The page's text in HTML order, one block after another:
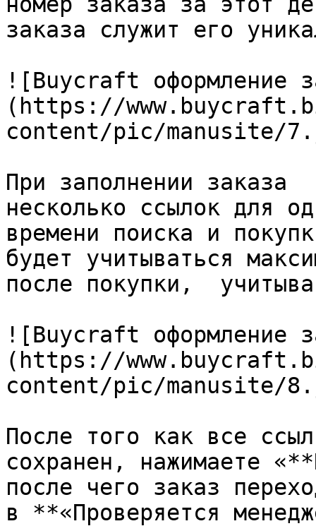
заказа служит его
![Buycraft оформление
(https://
content/pic/manusite/
При заполнении заказа
несколько ссылок для
времени поиска и
будет учитываться
после покупки,
![Buycraft оформление
(https://
content/pic/manusite/
После того как все
сохранен, нажимаете
после чего заказ
в **«Проверяется